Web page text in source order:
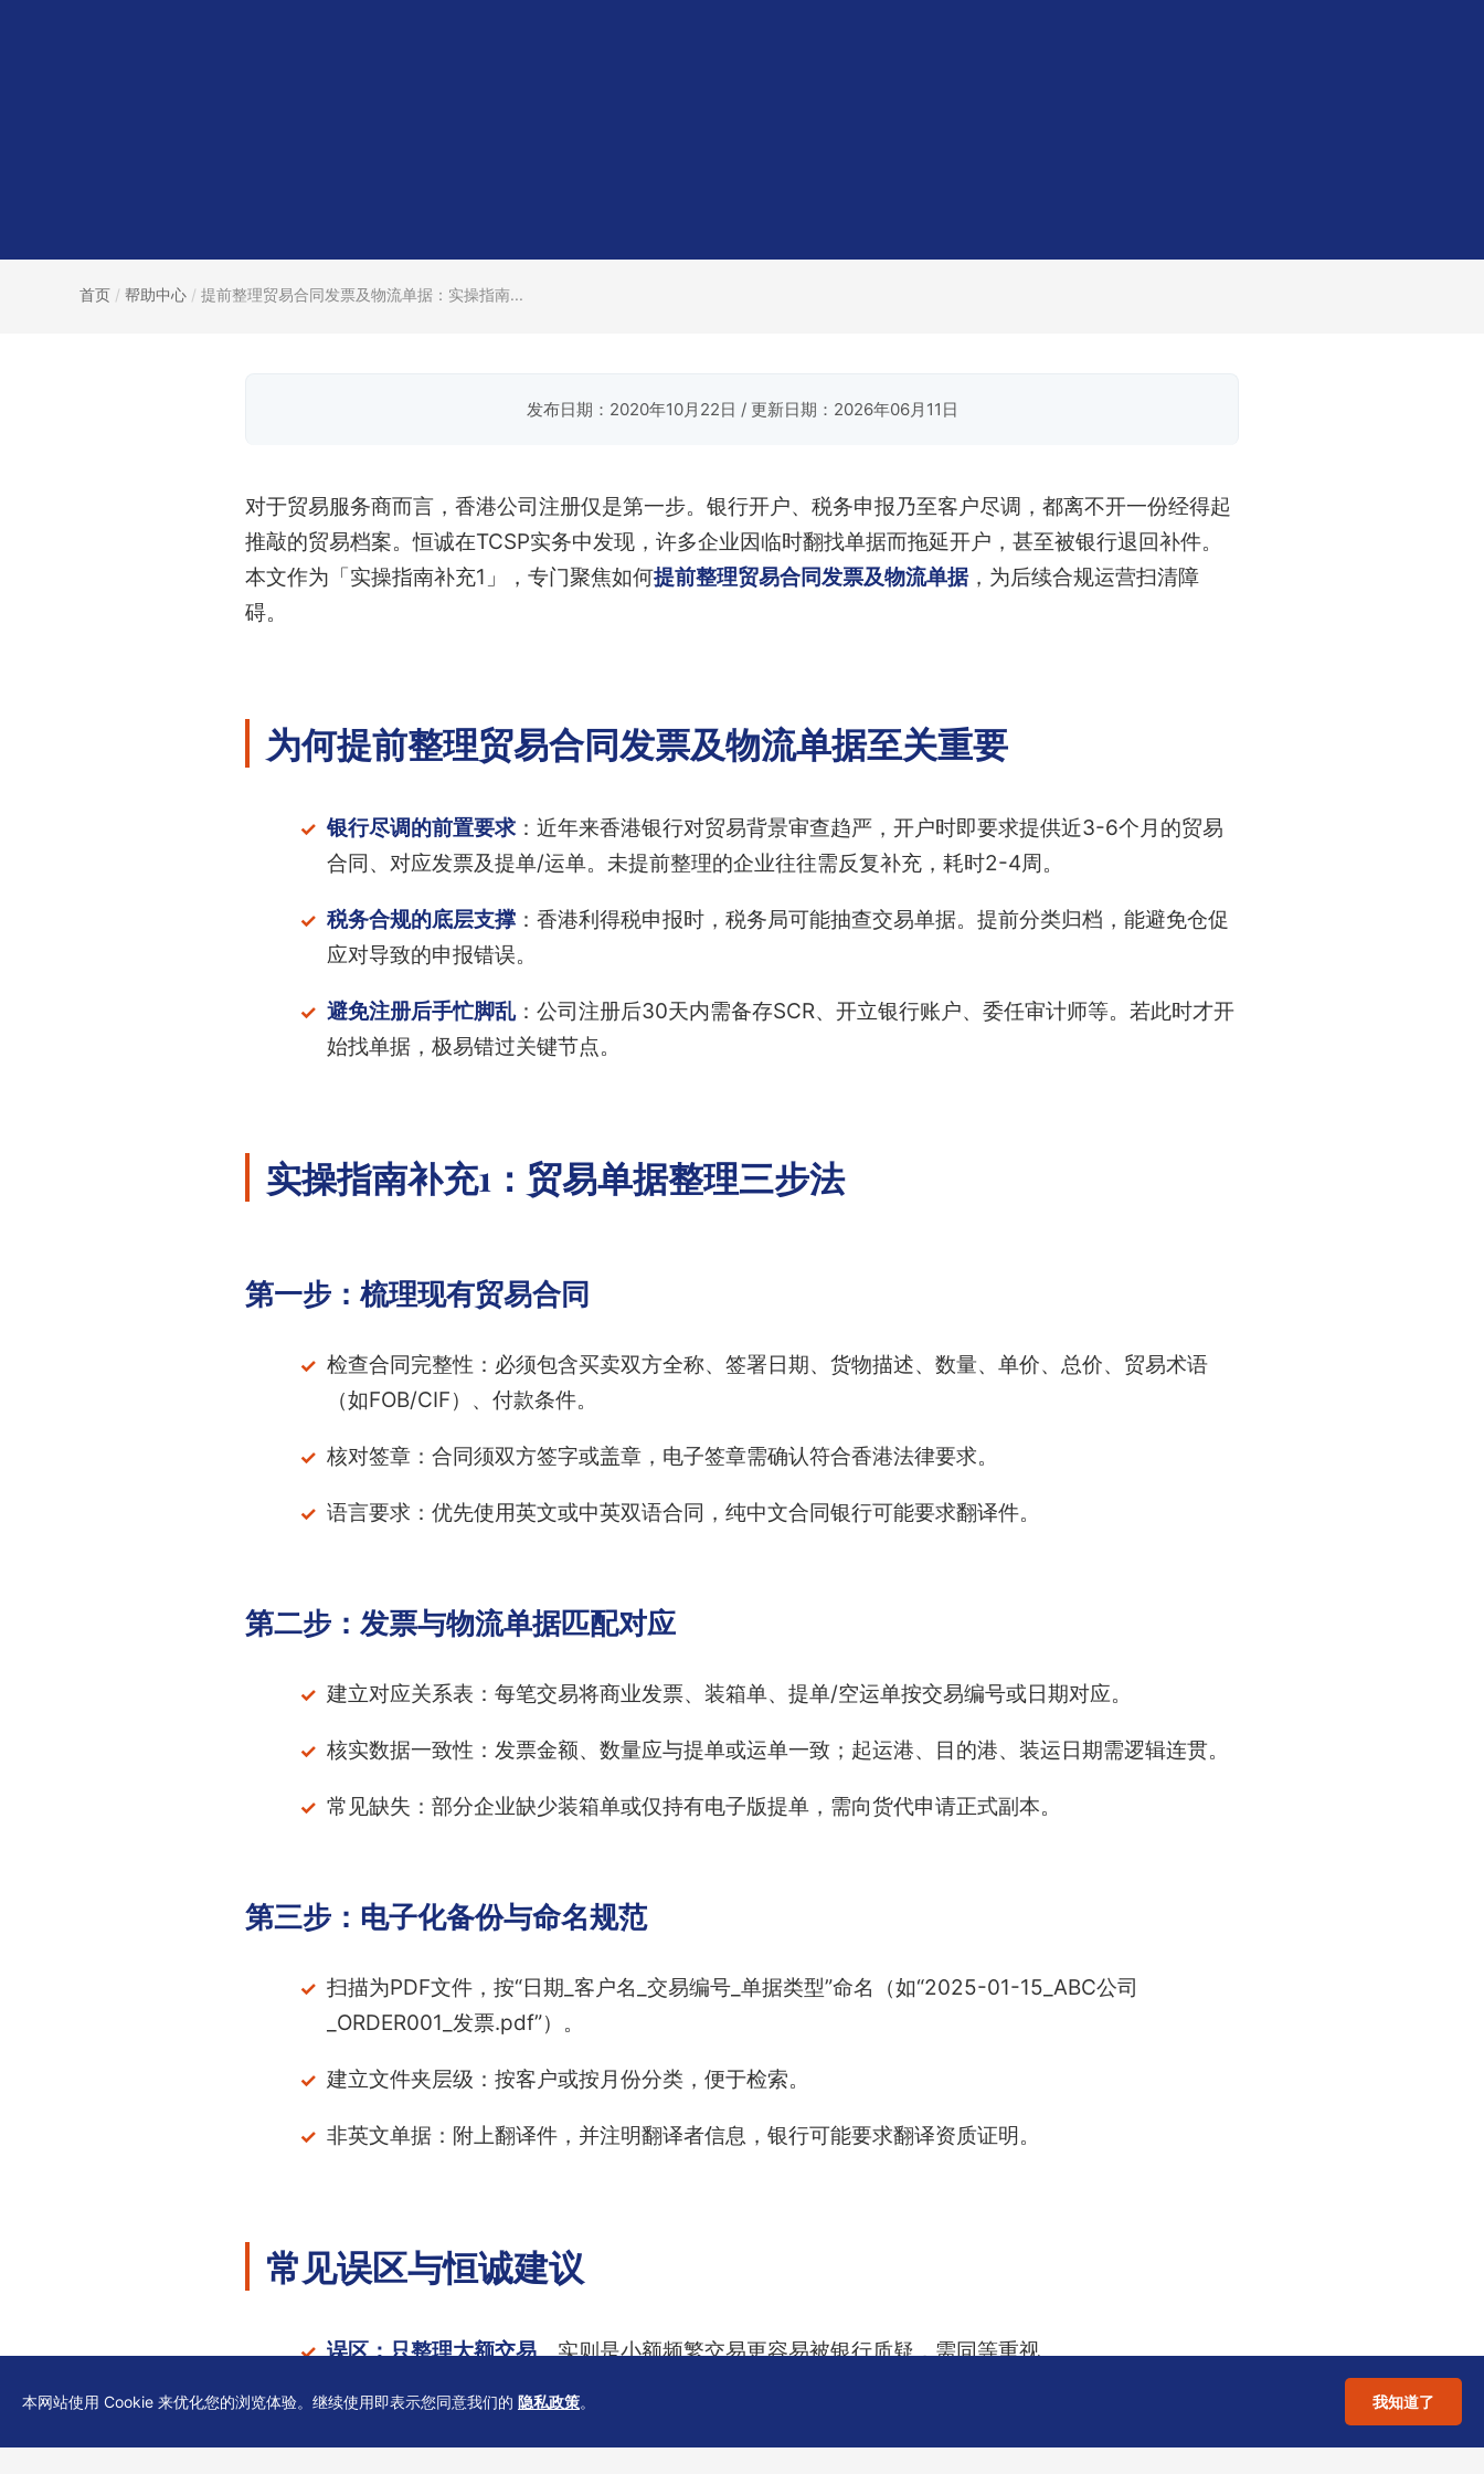
首页 / 帮助中心 / 提前整理贸易合同发票及物流单据：实操指南...
发布日期：2020年10月22日 / 更新日期：2026年06月11日
对于贸易服务商而言，香港公司注册仅是第一步。银行开户、税务申报乃至客户尽调，都离不开一份经得起
推敲的贸易档案。恒诚在TCSP实务中发现，许多企业因临时翻找单据而拖延开户，甚至被银行退回补件。
本文作为「实操指南补充1」，专门聚焦如何提前整理贸易合同发票及物流单据，为后续合规运营扫清障
碍。
为何提前整理贸易合同发票及物流单据至关重要
银行尽调的前置要求：近年来香港银行对贸易背景审查趋严，开户时即要求提供近3-6个月的贸易
合同、对应发票及提单/运单。未提前整理的企业往往需反复补充，耗时2-4周。
税务合规的底层支撑：香港利得税申报时，税务局可能抽查交易单据。提前分类归档，能避免仓促
应对导致的申报错误。
避免注册后手忙脚乱：公司注册后30天内需备存SCR、开立银行账户、委任审计师等。若此时才开
始找单据，极易错过关键节点。
实操指南补充1：贸易单据整理三步法
第一步：梳理现有贸易合同
检查合同完整性：必须包含买卖双方全称、签署日期、货物描述、数量、单价、总价、贸易术语
（如FOB/CIF）、付款条件。
核对签章：合同须双方签字或盖章，电子签章需确认符合香港法律要求。
语言要求：优先使用英文或中英双语合同，纯中文合同银行可能要求翻译件。
第二步：发票与物流单据匹配对应
建立对应关系表：每笔交易将商业发票、装箱单、提单/空运单按交易编号或日期对应。
核实数据一致性：发票金额、数量应与提单或运单一致；起运港、目的港、装运日期需逻辑连贯。
常见缺失：部分企业缺少装箱单或仅持有电子版提单，需向货代申请正式副本。
第三步：电子化备份与命名规范
扫描为PDF文件，按“日期_客户名_交易编号_单据类型”命名（如“2025-01-15_ABC公司
_ORDER001_发票.pdf”）。
建立文件夹层级：按客户或按月份分类，便于检索。
非英文单据：附上翻译件，并注明翻译者信息，银行可能要求翻译资质证明。
常见误区与恒诚建议
误区：只整理大额交易。实则是小额频繁交易更容易被银行质疑，需同等重视。
误区：注册后再整理 。建议在提交香港公司注册申请时即启动单据准备，与注册流程并行。
本网站使用 Cookie 来优化您的浏览体验。继续使用即表示您同意我们的 隐私政策。 我知道了